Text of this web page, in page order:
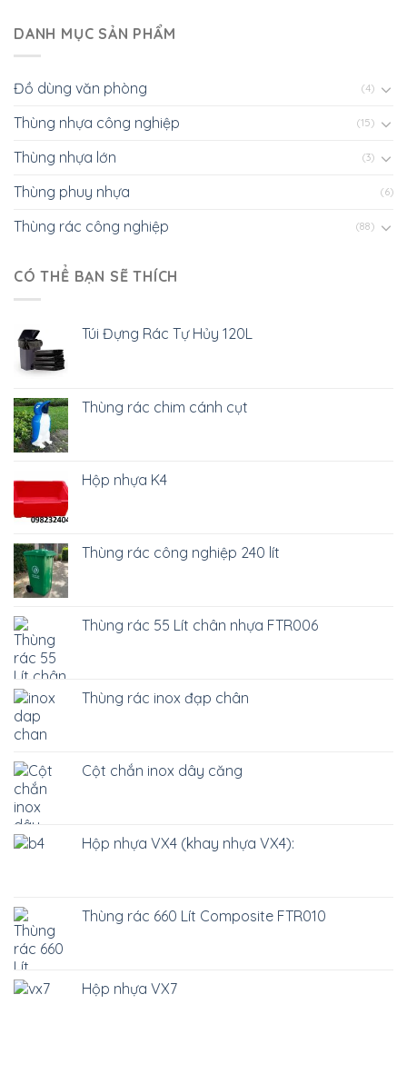
DANH MỤC SẢN PHẨM
Đồ dùng văn phòng (4)
Thùng nhựa công nghiệp (15)
Thùng nhựa lớn (3)
Thùng phuy nhựa (6)
Thùng rác công nghiệp (88)
CÓ THỂ BẠN SẼ THÍCH
Túi Đựng Rác Tự Hủy 120L
Thùng rác chim cánh cụt
Hộp nhựa K4
Thùng rác công nghiệp 240 lít
Thùng rác 55 Lít chân nhựa FTR006
Thùng rác inox đạp chân
Cột chắn inox dây căng
Hộp nhựa VX4 (khay nhựa VX4):
Thùng rác 660 Lít Composite FTR010
Hộp nhựa VX7